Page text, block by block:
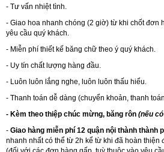
- Tư vấn nhiệt tình.
- Giao hoa nhanh chóng (2 giờ) từ khi chốt đơn
yêu cầu quý khách.
- Miễn phí thiết kế băng chữ theo ý quý khách.
- Uy tín chất lượng hàng đầu.
- Luôn luôn lắng nghe, luôn luôn thấu hiểu.
- Thanh toán dễ dàng (chuyển khoản, thanh
- Kèm theo thiệp chúc mừng, băng rôn (nếu
- Giao hàng miễn phí 12 quận nội thành thành
nhanh nhất có thể từ 2h kể từ khi đã hoàn thiện